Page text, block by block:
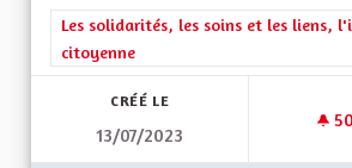
Filtrer les résultats de la catégorie :
Les solidarités, les soins et les liens,
citoyenne
CRÉÉ LE
13/07/2023
50